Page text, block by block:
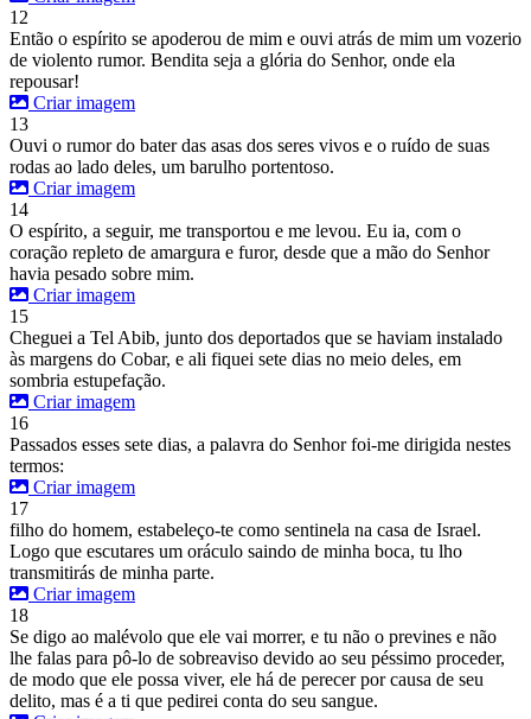
12
Então o espírito se apoderou de mim e ouvi atrás de mim um vozerio
de violento rumor. Bendita seja a glória do Senhor, onde ela
repousar!
Criar imagem
13
Ouvi o rumor do bater das asas dos seres vivos e o ruído de suas
rodas ao lado deles, um barulho portentoso.
Criar imagem
14
O espírito, a seguir, me transportou e me levou. Eu ia, com o
coração repleto de amargura e furor, desde que a mão do Senhor
havia pesado sobre mim.
Criar imagem
15
Cheguei a Tel Abib, junto dos deportados que se haviam instalado
às margens do Cobar, e ali fiquei sete dias no meio deles, em
sombria estupefação.
Criar imagem
16
Passados esses sete dias, a palavra do Senhor foi-me dirigida nestes
termos:
Criar imagem
17
filho do homem, estabeleço-te como sentinela na casa de Israel.
Logo que escutares um oráculo saindo de minha boca, tu lho
transmitirás de minha parte.
Criar imagem
18
Se digo ao malévolo que ele vai morrer, e tu não o prevines e não
lhe falas para pô-lo de sobreaviso devido ao seu péssimo proceder,
de modo que ele possa viver, ele há de perecer por causa de seu
delito, mas é a ti que pedirei conta do seu sangue.